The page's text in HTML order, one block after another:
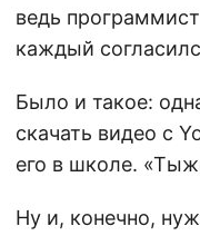
ведь
каждый
Было и такое:
скачать видео с
его в школе.
Ну и, конечно,